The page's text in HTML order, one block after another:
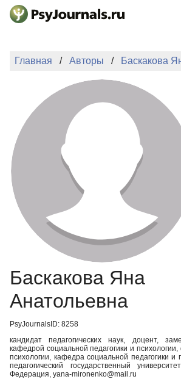
Перейти к основному содержанию
НОВОСТИ
АВТОРЫ
ПОДАТЬ РУКОПИСЬ
БАЗА ЗНАНИЙ
КЛЮЧЕВЫЕ СЛОВА
Регистрация
Главная Авторы Баскакова
Баскакова Яна
Анатольевна
PsyJournalsID: 8258
кандидат педагогических наук, доцент,
кафедрой социальной педагогики и психологии,
психологии, кафедра социальной педагогики и
педагогический государственный
Федерация, yana-mironenko@mail.ru